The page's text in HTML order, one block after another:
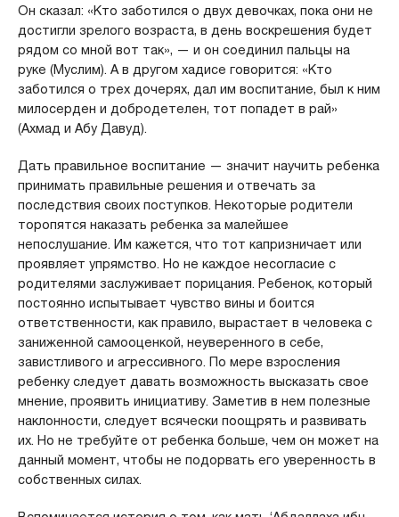
Он сказал: «Кто заботился о двух девочках, пока они не
достигли зрелого возраста, в день воскрешения будет
рядом со мной вот так», — и он соединил пальцы на
руке (Муслим). А в другом хадисе говорится: «Кто
заботился о трех дочерях, дал им воспитание, был к ним
милосерден и добродетелен, тот попадет в рай»
(Ахмад и Абу Давуд).
Дать правильное воспитание — значит научить ребенка
принимать правильные решения и отвечать за
последствия своих поступков. Некоторые родители
торопятся наказать ребенка за малейшее
непослушание. Им кажется, что тот капризничает или
проявляет упрямство. Но не каждое несогласие с
родителями заслуживает порицания. Ребенок, который
постоянно испытывает чувство вины и боится
ответственности, как правило, вырастает в человека с
заниженной самооценкой, неуверенного в себе,
завистливого и агрессивного. По мере взросления
ребенку следует давать возможность высказать свое
мнение, проявить инициативу. Заметив в нем полезные
наклонности, следует всячески поощрять и развивать
их. Но не требуйте от ребенка больше, чем он может на
данный момент, чтобы не подорвать его уверенность в
собственных силах.